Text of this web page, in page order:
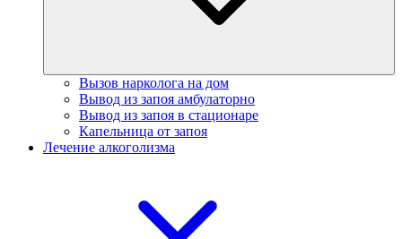
Вызов нарколога на дом
Вывод из запоя амбулаторно
Вывод из запоя в стационаре
Капельница от запоя
Лечение алкоголизма